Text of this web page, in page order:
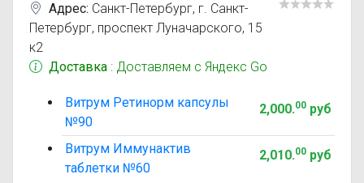
Адрес: Санкт-Петербург, г. Санкт-
Петербург, проспект Луначарского, 15
к2
Доставка : Доставляем с Яндекс Go
Витрум Ретинорм капсулы
№90
2,000.00руб
Витрум Иммунактив
таблетки №60
2,010.00руб